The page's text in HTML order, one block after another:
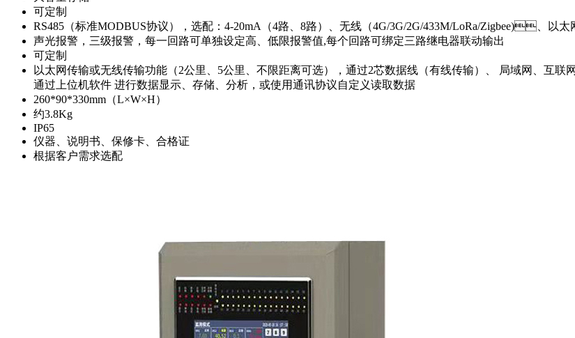
可定制
RS485（标准MODBUS协议），选配：4-20mA（4路、8路）、无线（4G/3G/2G/433M/LoRa/Zigbee)、以
声光报警，三级报警，每一回路可单独设定高、低限报警值,每个回路可绑定三路继电器联动输出
可定制
以太网传输或无线传输功能（2公里、5公里、不限距离可选），通过2芯数据线（有线传输）、 局域网、互
通过上位机软件 进行数据显示、存储、分析，或使用通讯协议自定义读取数据
260*90*330mm（L×W×H）
约3.8Kg
IP65
仪器、说明书、保修卡、合格证
根据客户需求选配